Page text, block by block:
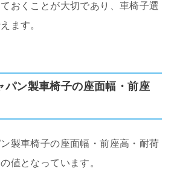
おくことが大切であり、車椅子選
ます。
パン製車椅子の座面幅・前座
製車椅子の座面幅・前座高・耐荷
値となっています。